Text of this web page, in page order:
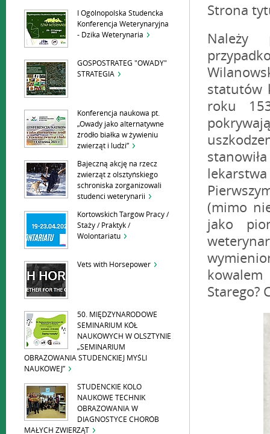
I Ogólnopolska Studencka
Konferencja Weterynaryjna
- Dzika Weterynaria
GOSPOSTRATEG "OWADY"
STRATEGIA
Konferencja naukowa pt.
„Owady jako alternatywne
źródło białka w żywieniu
zwierząt i ludzi”
Bajeczną akcję na rzecz
zwierząt z olsztyńskiego
schroniska zorganizowali
studenci weterynarii
Kortowskich Targów Pracy /
Staży / Praktyk /
Wolontariatu
Vets with Horsepower
50. MIĘDZYNARODOWE
SEMINARIUM KÓŁ
NAUKOWYCH W OLSZTYNIE
„SEMINARIUM
OBRAZOWANIA STUDENCKIEJ MYŚLI
NAUKOWEJ”
STUDENCKIE KOLO
NAUKOWE TECHNIK
OBRAZOWANIA W
DIAGNOSTYCE CHORÓB
MAŁYCH ZWIERZĄT
Strona
Należy
statutów
roku
(mimo
jako
kowalem
Starego?